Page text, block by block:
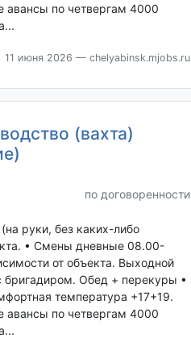
авансы по четвергам 4000
11 июня 2026 — chelyabinsk.mjobs.ru
(вахта)
по договоренности
руки, без каких-либо
• Смены дневные 08.00-
от объекта. Выходной
бригадиром. Обед + перекуры •
температура +17+19.
авансы по четвергам 4000